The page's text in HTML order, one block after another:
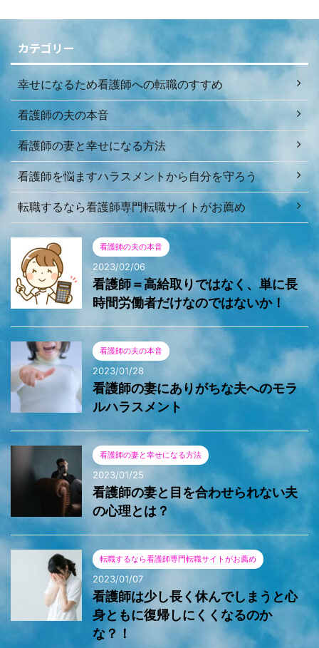
カテゴリー
幸せになるため看護師への転職のすすめ
看護師の夫の本音
看護師の妻と幸せになる方法
看護師を悩ますハラスメントから自分を守ろう
転職するなら看護師専門転職サイトがお薦め
看護師の夫の本音
2023/02/06
看護師＝高給取りではなく、単に長
時間労働者だけなのではないか！
看護師の夫の本音
2023/01/28
看護師の妻にありがちな夫へのモラ
ルハラスメント
看護師の妻と幸せになる方法
2023/01/25
看護師の妻と目を合わせられない夫
の心理とは？
転職するなら看護師専門転職サイトがお薦め
2023/01/07
看護師は少し長く休んでしまうと心
身ともに復帰しにくくなるのか
な？！